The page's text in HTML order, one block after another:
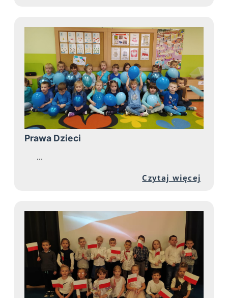
Prawa Dzieci
...
Czytaj więcej